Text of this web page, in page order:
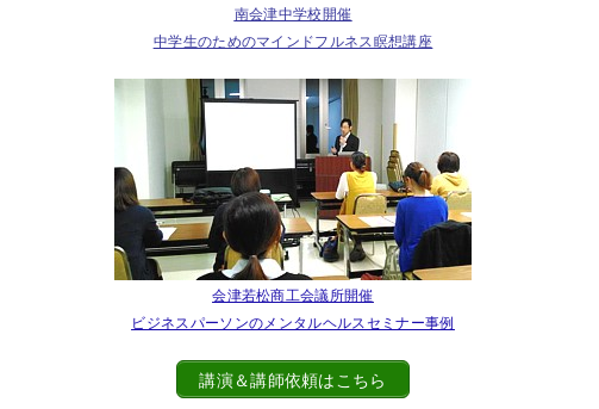
南会津中学校開催
中学生のためのマインドフルネス瞑想講座
会津若松商工会議所開催
ビジネスパーソンのメンタルヘルスセミナー事例
講演＆講師依頼はこちら